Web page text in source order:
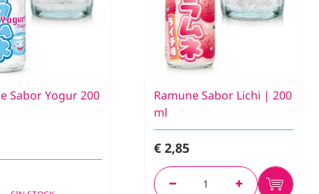
Sabor Yogur 200
Ramune Sabor Lichi | 200
ml
€ 2,85